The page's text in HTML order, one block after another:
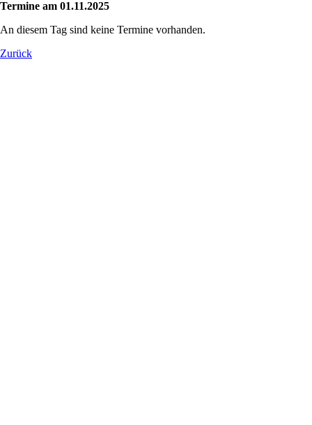
Termine am 01.11.2025
An diesem Tag sind keine Termine vorhanden.
Zurück